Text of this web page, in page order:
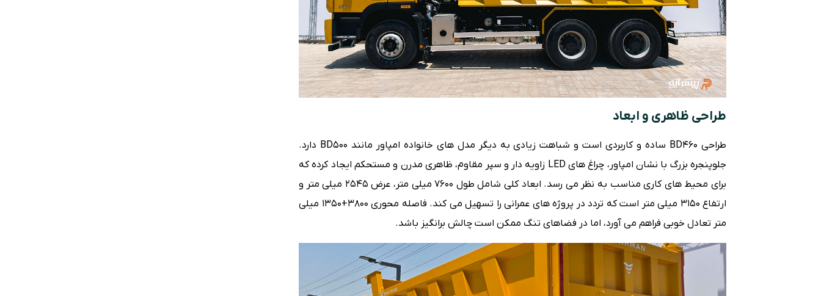
طراحی ظاهری و ابعاد
طراحی BD460 ساده و کاربردی است و شباهت زیادی به دیگر مدل های خانواده امپاور مانند BD۵۰۰ دارد.
جلوپنجره بزرگ با نشان امپاور، چراغ های LED زاویه دار و سپر مقاوم، ظاهری مدرن و مستحکم ایجاد کرده که
برای محیط های کاری مناسب به نظر می رسد. ابعاد کلی شامل طول ۷۶۰۰ میلی متر، عرض ۲۵۴۵ میلی متر و
ارتفاع ۳۱۵۰ میلی متر است که تردد در پروژه های عمرانی را تسهیل می کند. فاصله محوری ۳۸۰۰+۱۳۵۰ میلی
متر تعادل خوبی فراهم می آورد، اما در فضاهای تنگ ممکن است چالش برانگیز باشد.